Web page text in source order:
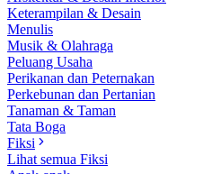
Keterampilan & Desain
Menulis
Musik & Olahraga
Peluang Usaha
Perikanan dan Peternakan
Perkebunan dan Pertanian
Tanaman & Taman
Tata Boga
Fiksi
Lihat semua Fiksi